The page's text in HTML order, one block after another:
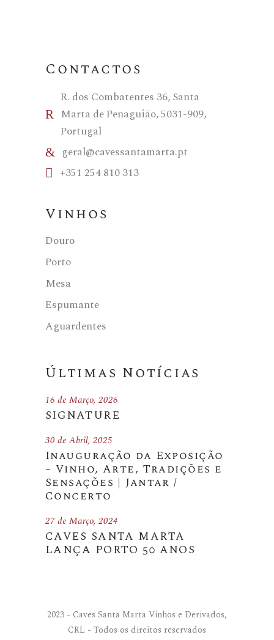
Contactos
R. dos Combatentes 36, Santa
Marta de Penaguião, 5031-909,
Portugal
geral@cavessantamarta.pt
+351 254 810 313
Vinhos
Douro
Porto
Mesa
Espumante
Aguardentes
Últimas Notícias
SIGNATURE
16 de Março, 2026
Inauguração da Exposição
– Vinho, Arte, Tradições e
Sensações | Jantar /
Concerto
30 de Abril, 2025
CAVES SANTA MARTA
LANÇA PORTO 50 ANOS
27 de Março, 2024
2023 - Caves Santa Marta Vinhos e Derivados,
CRL - Todos os direitos reservados